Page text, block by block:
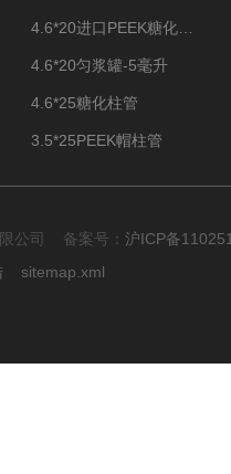
4.6*20匀浆罐-5毫升
4.6*25糖化柱管
3.5*25PEEK帽柱管
公司 备案号： 沪ICP备
sitemap.xml